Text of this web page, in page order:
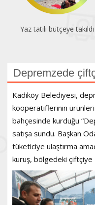
Pati izi: İstanbul'un su
Depremzede
Kadıköy Belediyesi,
kooperatiflerinin
bahçesinde kurduğu
satışa sundu. Başkan
tüketiciye ulaştırma
kuruş, bölgedeki çiftçiye